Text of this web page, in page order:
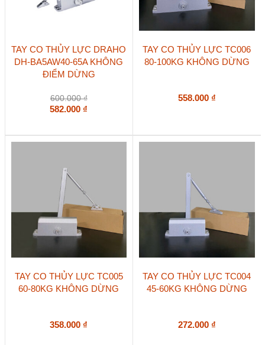
TAY CO THỦY LỰC DRAHO
DH-BA5AW40-65A KHÔNG
ĐIỂM DỪNG
600.000₫
582.000 ₫
TAY CO THỦY LỰC TC006
80-100KG KHÔNG DỪNG
558.000 ₫
TAY CO THỦY LỰC TC005
60-80KG KHÔNG DỪNG
358.000 ₫
TAY CO THỦY LỰC TC004
45-60KG KHÔNG DỪNG
272.000 ₫